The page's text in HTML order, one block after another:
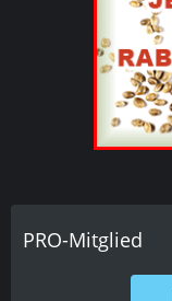
PRO-Mitglied